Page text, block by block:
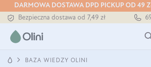
DARMOWA DOSTAWA DPD PICKUP OD 49
Tłoczony zawsze na zimno
Bezpieczna dostawa od 7,49 zł
Tłoczony zawsze na zimno
BAZA WIEDZY OLINI